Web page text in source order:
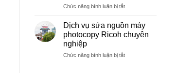
văn
công
ty
Vĩnh
Nam,
sau
sát
Chức năng bình luận bị tắtở
văn
phòng
giá
Dịch vụ sửa nguồn máy
photocopy Ricoh chuyên
nghiệp
Chức năng bình luận bị tắtở